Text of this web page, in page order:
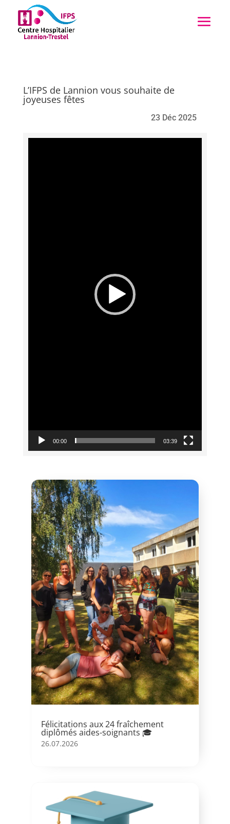
L’IFPS de Lannion vous souhaite de
joyeuses fêtes
23 Déc 2025
00:00 03:39
Félicitations aux 24 fraîchement
diplômés aides-soignants 🎓
26.07.2026